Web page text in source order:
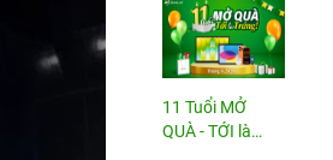
11 Tuổi MỞ
QUÀ - TỚI là